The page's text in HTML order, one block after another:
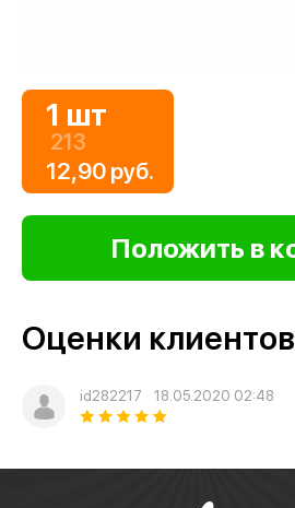
1 шт
213
12,90 руб.
Оценки клиентов
id282217 18.05.2020 02:48